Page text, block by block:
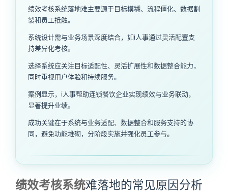
绩效考核系统落地难主要源于目标模糊、流程僵化、数据割
裂和员工抵触。
系统设计需与业务场景深度结合，如i人事通过灵活配置支
持差异化考核。
选择系统应关注目标适配性、灵活扩展性和数据整合能力，
同时重视用户体验和持续服务。
案例显示，i人事帮助连锁餐饮企业实现绩效与业务联动，
显著提升业绩。
成功关键在于系统与业务适配、数据整合和服务支持的协
同，避免功能堆砌，分阶段实施并强化员工参与。
绩效考核系统难落地的常见原因分析